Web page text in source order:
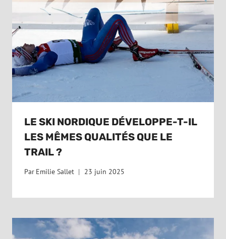
LE SKI NORDIQUE DÉVELOPPE-T-IL
LES MÊMES QUALITÉS QUE LE
TRAIL ?
Par Emilie Sallet 23 juin 2025